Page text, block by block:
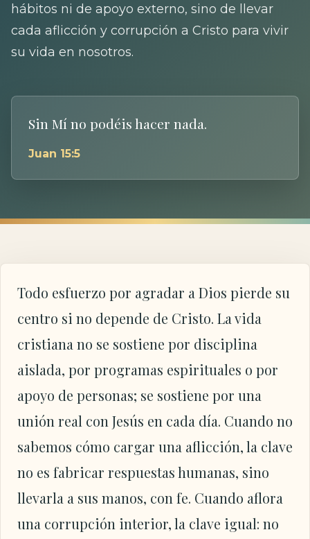
hábitos ni de apoyo externo, sino de llevar
cada aflicción y corrupción a Cristo para vivir
su vida en nosotros.
Sin Mí no podéis hacer nada.
Juan 15:5
Todo esfuerzo por agradar a Dios pierde su
centro si no depende de Cristo. La vida
cristiana no se sostiene por disciplina
aislada, por programas espirituales o por
apoyo de personas; se sostiene por una
unión real con Jesús en cada día. Cuando no
sabemos cómo cargar una aflicción, la clave
no es fabricar respuestas humanas, sino
llevarla a sus manos, con fe. Cuando aflora
una corrupción interior, la clave igual: no